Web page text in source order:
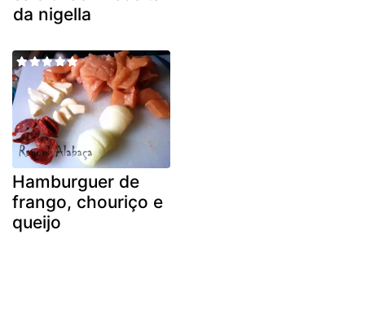
da nigella
Hamburguer de
frango, chouriço e
queijo